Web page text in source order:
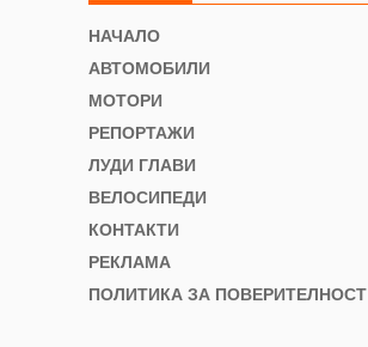
НАЧАЛО
АВТОМОБИЛИ
МОТОРИ
РЕПОРТАЖИ
ЛУДИ ГЛАВИ
ВЕЛОСИПЕДИ
КОНТАКТИ
РЕКЛАМА
ПОЛИТИКА ЗА ПОВЕРИТЕЛНОСТ